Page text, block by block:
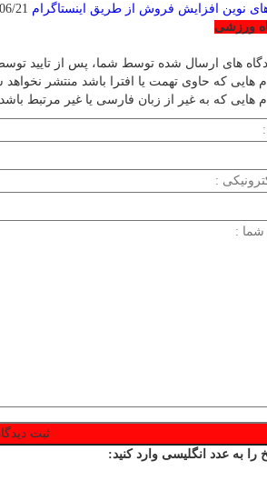
نوین افزایش فروش از طریق اینستاگرام
ورزشی
های ارسال شده توسط شما، پس از تایید
هایی که حاوی تهمت یا افترا باشد منتشر نخواهد
هایی که به غیر از زبان فارسی یا غیر مرتبط
را به عدد انگلیسی وارد کنید: